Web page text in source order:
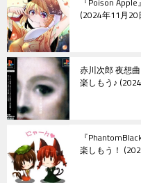
2024年11月
赤川次郎 夜想
楽しもう♪
『
楽しもう！